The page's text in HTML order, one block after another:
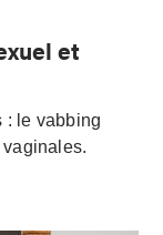
et
: le vabbing
vaginales.